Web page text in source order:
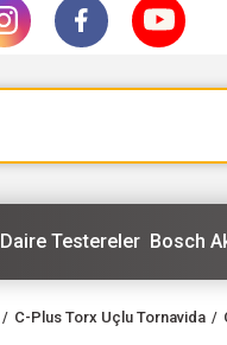
Daire Testereler Bosch
C-Plus Torx Uçlu Tornavida